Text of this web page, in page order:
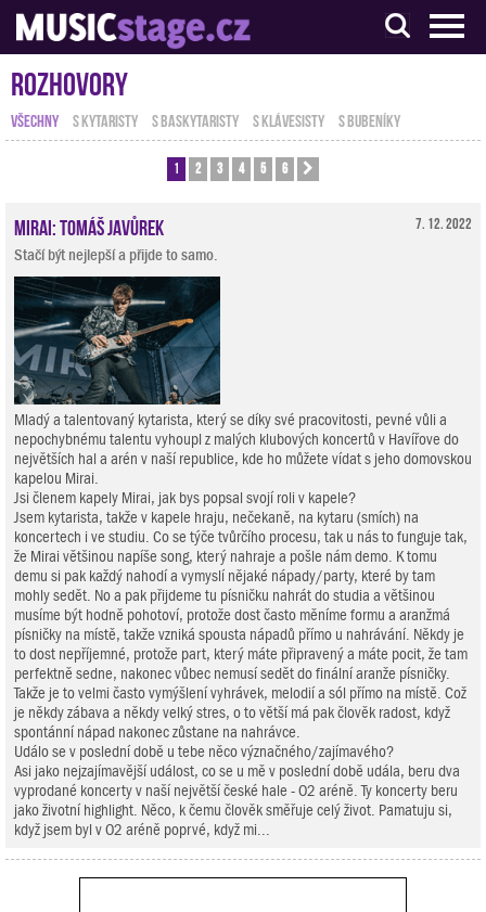
S muzikanty pro muzikanty
Rozhovory
VŠECHNY S KYTARISTY S BASKYTARISTY S KLÁVESISTY S BUBENÍKY
1 2 3 4 5 6
7. 12. 2022
Mirai: Tomáš Javůrek
Stačí být nejlepší a přijde to samo.
Mladý a talentovaný kytarista, který se díky své pracovitosti, pevné vůli a
nepochybnému talentu vyhoupl z malých klubových koncertů v Havířove do
největších hal a arén v naší republice, kde ho můžete vídat s jeho domovskou
kapelou Mirai.
Jsi členem kapely Mirai, jak bys popsal svojí roli v kapele?
Jsem kytarista, takže v kapele hraju, nečekaně, na kytaru (smích) na
koncertech i ve studiu. Co se týče tvůrčího procesu, tak u nás to funguje tak,
že Mirai většinou napíše song, který nahraje a pošle nám demo. K tomu
demu si pak každý nahodí a vymyslí nějaké nápady/party, které by tam
mohly sedět. No a pak přijdeme tu písničku nahrát do studia a většinou
musíme být hodně pohotoví, protože dost často měníme formu a aranžmá
písničky na místě, takže vzniká spousta nápadů přímo u nahrávání. Někdy je
to dost nepříjemné, protože part, který máte připravený a máte pocit, že tam
perfektně sedne, nakonec vůbec nemusí sedět do finální aranže písničky.
Takže je to velmi často vymýšlení vyhrávek, melodií a sól přímo na místě. Což
je někdy zábava a někdy velký stres, o to větší má pak člověk radost, když
spontánní nápad nakonec zůstane na nahrávce.
Událo se v poslední době u tebe něco význačného/zajímavého?
Asi jako nejzajímavější událost, co se u mě v poslední době udála, beru dva
vyprodané koncerty v naší největší české hale - O2 aréně. Ty koncerty beru
jako životní highlight. Něco, k čemu člověk směřuje celý život. Pamatuju si,
když jsem byl v O2 aréně poprvé, když mi...